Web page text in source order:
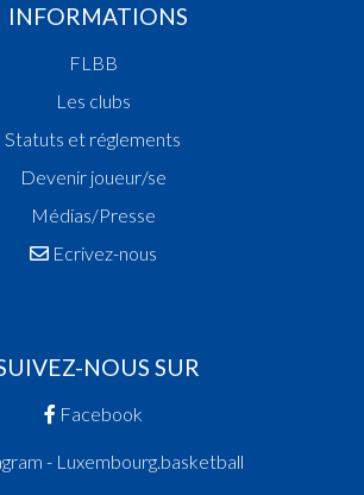
INFORMATIONS
FLBB
Les clubs
Statuts et réglements
Devenir joueur/se
Médias/Presse
Ecrivez-nous
NOUS SUR
Facebook
- Luxembourg.basketball